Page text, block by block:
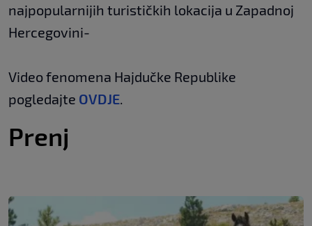
najpopularnijih turističkih lokacija u Zapadnoj
Hercegovini-
Video fenomena Hajdučke Republike
pogledajte OVDJE
Prenj